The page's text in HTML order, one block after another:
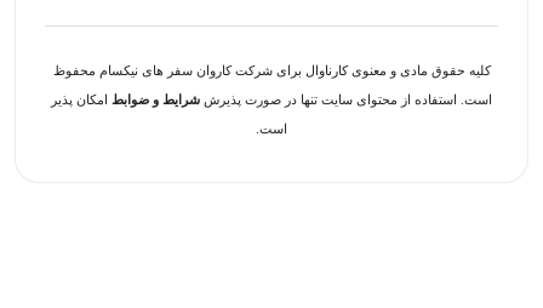
کلیه حقوق مادی و معنوی کارناوال برای شرکت کاروان سفر های نیکسام محفوظ
است. استفاده از محتوای سایت تنها در صورت پذیرش شرایط و ضوابط امکان پذیر
است.